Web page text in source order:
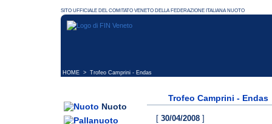
HOME > Trofeo Camprini - Endas
Nuoto
Trofeo Camprini - Endas
[ 30/04/2008 ]